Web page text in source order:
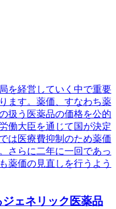
を経営していく中で重要
ます。薬価、すなわち薬
扱う医薬品の価格を公的
働大臣を通じて国が決定
は医療費抑制のため薬価
さらに二年に一回であっ
薬価の見直しを行うよう
ェネリック医薬品